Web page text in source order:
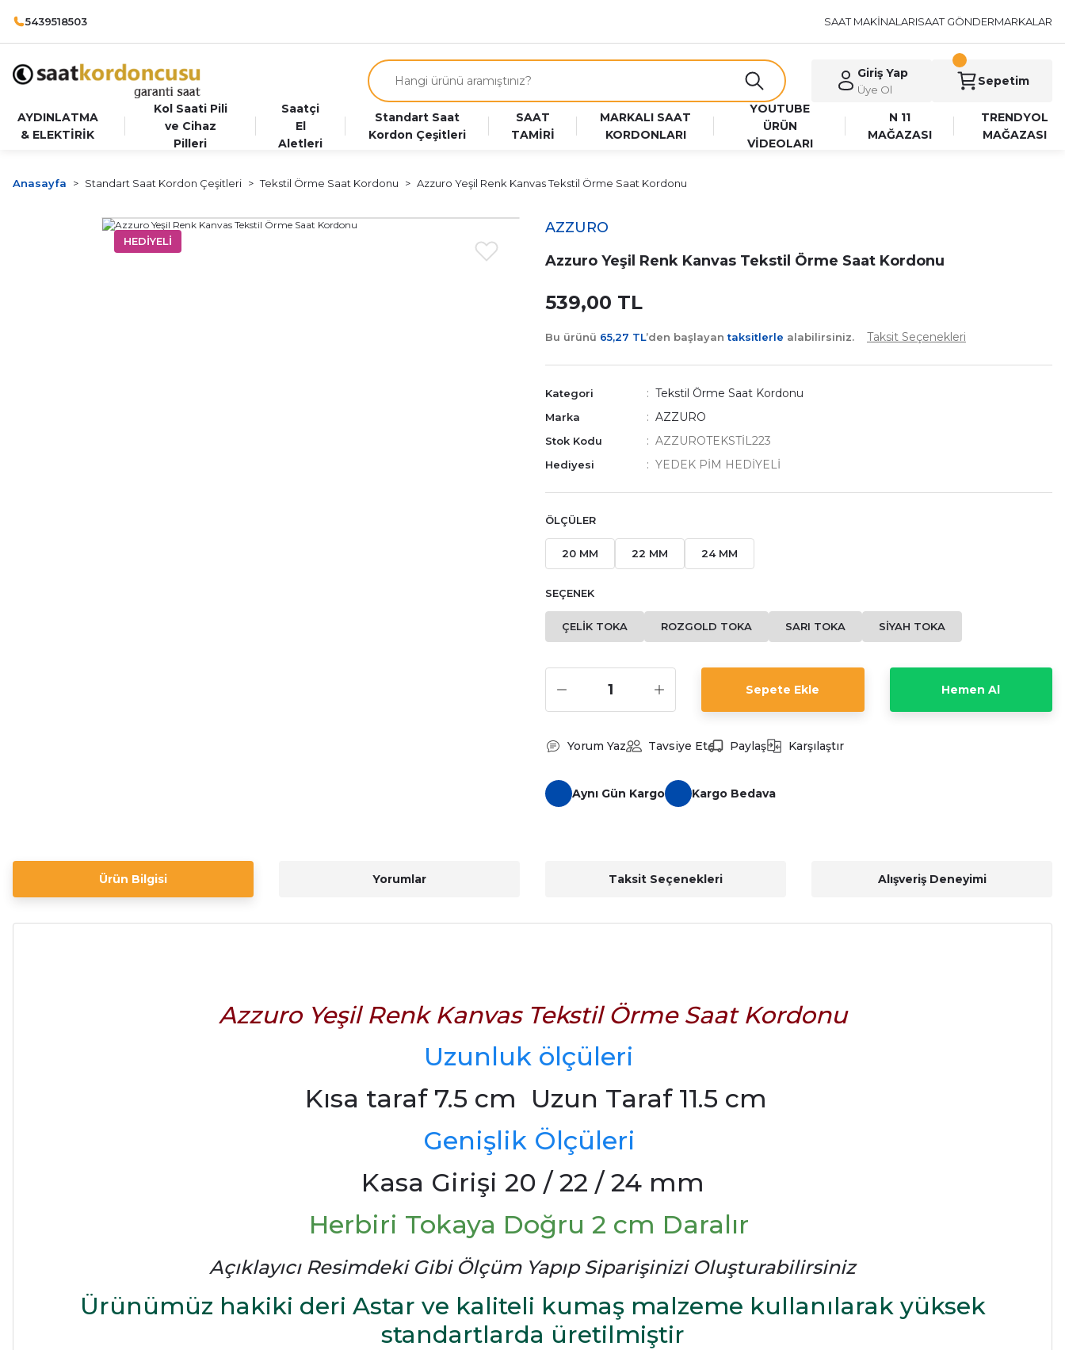
5439518503 SAAT MAKİNALARISAAT GÖNDERMARKALAR
Giriş Yap
Üye Ol
Sepetim
AYDINLATMA
& ELEKTİRİK
Kol Saati Pili
ve Cihaz
Pilleri
Saatçi
El
Aletleri
Standart Saat
Kordon Çeşitleri
SAAT
TAMİRİ
MARKALI SAAT
KORDONLARI
YOUTUBE
ÜRÜN
VİDEOLARI
N 11
MAĞAZASI
TRENDYOL
MAĞAZASI
Anasayfa Standart Saat Kordon Çeşitleri Tekstil Örme Saat Kordonu Azzuro Yeşil Renk Kanvas Tekstil Örme Saat Kordonu
HEDİYELİ
AZZURO
Azzuro Yeşil Renk Kanvas Tekstil Örme Saat Kordonu
539,00 TL
Bu ürünü 65,27 TL’den başlayantaksitlerle alabilirsiniz. Taksit Seçenekleri
Kategori Tekstil Örme Saat Kordonu
Marka AZZURO
Stok Kodu AZZUROTEKSTİL223
Hediyesi YEDEK PİM HEDİYELİ
ÖLÇÜLER
20 MM 22 MM 24 MM
SEÇENEK
ÇELİK TOKA ROZGOLD TOKA SARI TOKA SİYAH TOKA
Sepete Ekle Hemen Al
Yorum Yaz Tavsiye Et Paylaş Karşılaştır
Aynı Gün Kargo Kargo Bedava
Ürün Bilgisi Yorumlar Taksit Seçenekleri Alışveriş Deneyimi
Azzuro Yeşil Renk Kanvas Tekstil Örme Saat Kordonu
Uzunluk ölçüleri
Kısa taraf 7.5 cm Uzun Taraf 11.5 cm
Genişlik Ölçüleri
Kasa Girişi 20 / 22 / 24 mm
Herbiri Tokaya Doğru 2 cm Daralır
Açıklayıcı Resimdeki Gibi Ölçüm Yapıp Siparişinizi Oluşturabilirsiniz
Ürünümüz hakiki deri Astar ve kaliteli kumaş malzeme kullanılarak yüksek
standartlarda üretilmiştir